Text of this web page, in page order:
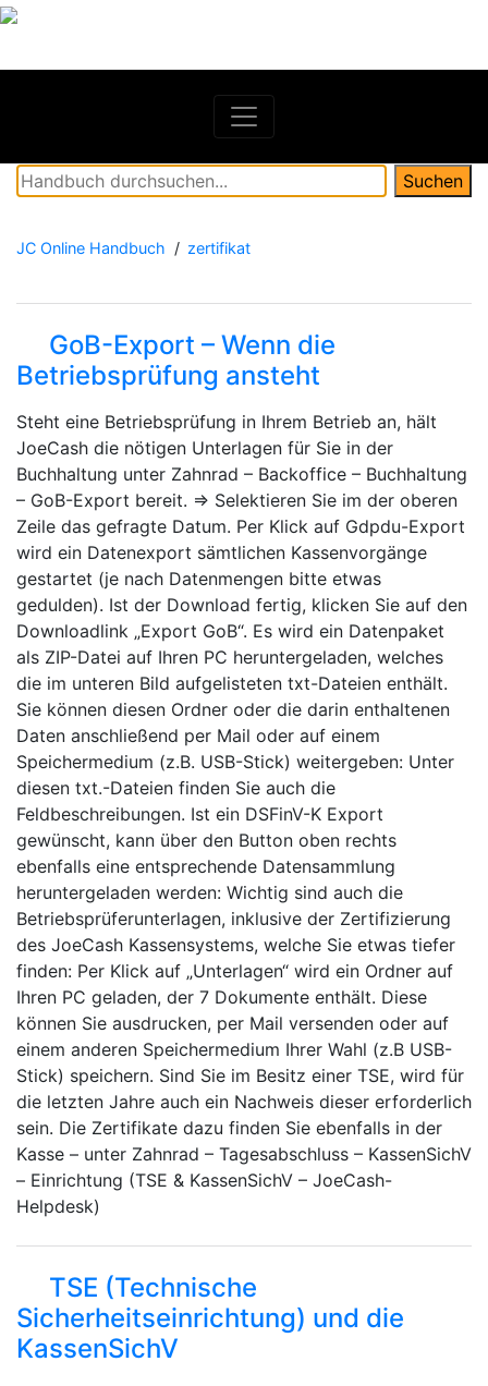
Springe
Inhalt
Search
for:
Suchen
JC Online Handbuch zertifikat
GoB-Export – Wenn die
Betriebsprüfung ansteht
Steht eine Betriebsprüfung in Ihrem Betrieb an, hält
JoeCash die nötigen Unterlagen für Sie in der
Buchhaltung unter Zahnrad – Backoffice – Buchhaltung
– GoB-Export bereit. ⇒ Selektieren Sie im der oberen
Zeile das gefragte Datum. Per Klick auf Gdpdu-Export
wird ein Datenexport sämtlichen Kassenvorgänge
gestartet (je nach Datenmengen bitte etwas
gedulden). Ist der Download fertig, klicken Sie auf den
Downloadlink „Export GoB“. Es wird ein Datenpaket
als ZIP-Datei auf Ihren PC heruntergeladen, welches
die im unteren Bild aufgelisteten txt-Dateien enthält.
Sie können diesen Ordner oder die darin enthaltenen
Daten anschließend per Mail oder auf einem
Speichermedium (z.B. USB-Stick) weitergeben: Unter
diesen txt.-Dateien finden Sie auch die
Feldbeschreibungen. Ist ein DSFinV-K Export
gewünscht, kann über den Button oben rechts
ebenfalls eine entsprechende Datensammlung
heruntergeladen werden: Wichtig sind auch die
Betriebsprüferunterlagen, inklusive der Zertifizierung
des JoeCash Kassensystems, welche Sie etwas tiefer
finden: Per Klick auf „Unterlagen“ wird ein Ordner auf
Ihren PC geladen, der 7 Dokumente enthält. Diese
können Sie ausdrucken, per Mail versenden oder auf
einem anderen Speichermedium Ihrer Wahl (z.B USB-
Stick) speichern. Sind Sie im Besitz einer TSE, wird für
die letzten Jahre auch ein Nachweis dieser erforderlich
sein. Die Zertifikate dazu finden Sie ebenfalls in der
Kasse – unter Zahnrad – Tagesabschluss – KassenSichV
– Einrichtung (TSE & KassenSichV – JoeCash-
Helpdesk)
TSE (Technische
Sicherheitseinrichtung) und die
KassenSichV